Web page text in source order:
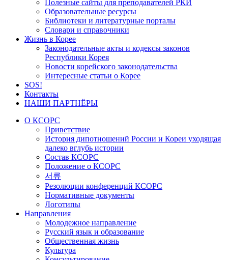
Полезные сайты для преподавателей РКИ
Образовательные ресурсы
Библиотеки и литературные порталы
Словари и справочники
Жизнь в Корее
Законодательные акты и кодексы законов
Республики Корея
Новости корейского законодательства
Интересные статьи о Корее
SOS!
Контакты
НАШИ ПАРТНЁРЫ
О КСОРС
Приветствие
История дипотношений России и Кореи уходящая
далеко вглубь истории
Состав КСОРС
Положение о КСОРС
서류
Резолюции конференций КСОРС
Нормативные документы
Логотипы
Направления
Молодежное направление
Русский язык и образование
Общественная жизнь
Культура